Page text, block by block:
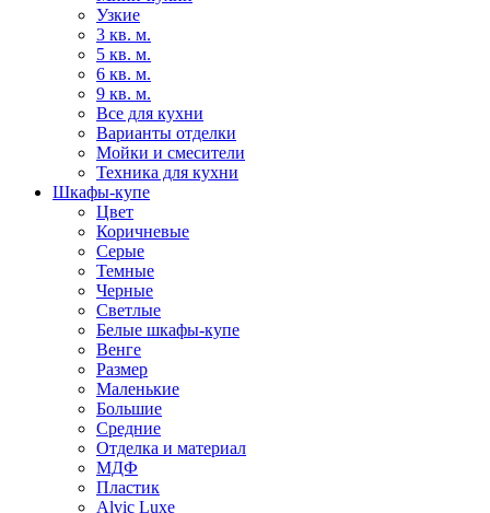
Узкие
3 кв. м.
5 кв. м.
6 кв. м.
9 кв. м.
Все для кухни
Варианты отделки
Мойки и смесители
Техника для кухни
Шкафы-купе
Цвет
Коричневые
Серые
Темные
Черные
Светлые
Белые шкафы-купе
Венге
Размер
Маленькие
Большие
Средние
Отделка и материал
МДФ
Пластик
Alvic Luxe